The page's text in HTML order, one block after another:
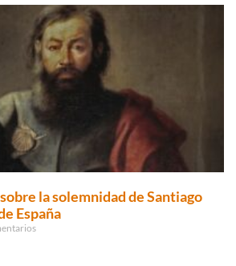
la solemnidad de Santiago
España